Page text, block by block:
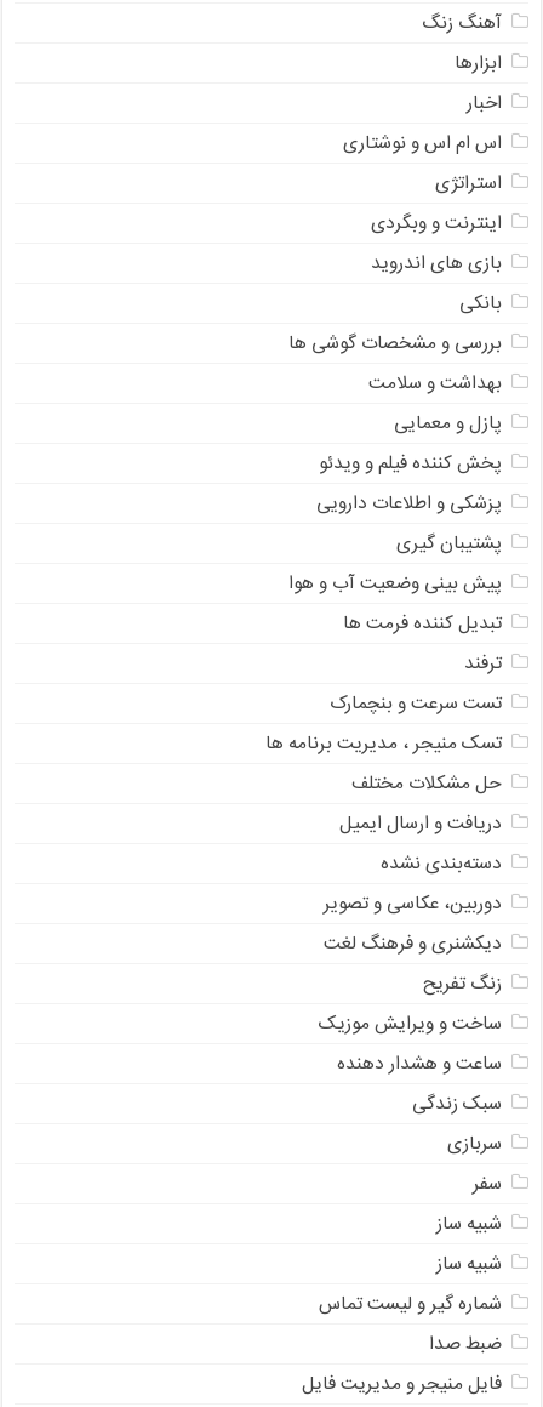
آهنگ زنگ
ابزارها
اخبار
اس ام اس و نوشتاری
استراتژی
اینترنت و وبگردی
بازی های اندروید
بانکی
بررسی و مشخصات گوشی ها
بهداشت و سلامت
پازل و معمایی
پخش کننده فیلم و ویدئو
پزشکی و اطلاعات دارویی
پشتیبان گیری
پیش بینی وضعیت آب و هوا
تبدیل کننده فرمت ها
ترفند
تست سرعت و بنچمارک
تسک منیجر ، مدیریت برنامه ها
حل مشکلات مختلف
دریافت و ارسال ایمیل
دسته‌بندی نشده
دوربین، عکاسی و تصویر
دیکشنری و فرهنگ لغت
زنگ تفریح
ساخت و ویرایش موزیک
ساعت و هشدار دهنده
سبک زندگی
سربازی
سفر
شبیه ساز
شبیه ساز
شماره گیر و لیست تماس
ضبط صدا
فایل منیجر و مدیریت فایل